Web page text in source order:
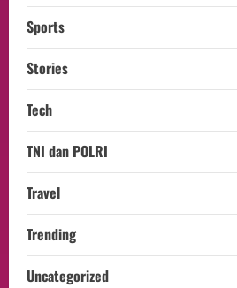
Sports
Stories
Tech
TNI dan POLRI
Travel
Trending
Uncategorized